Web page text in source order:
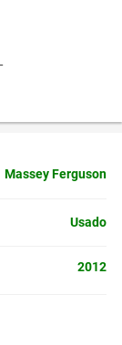
Massey Ferguson
Usado
2012